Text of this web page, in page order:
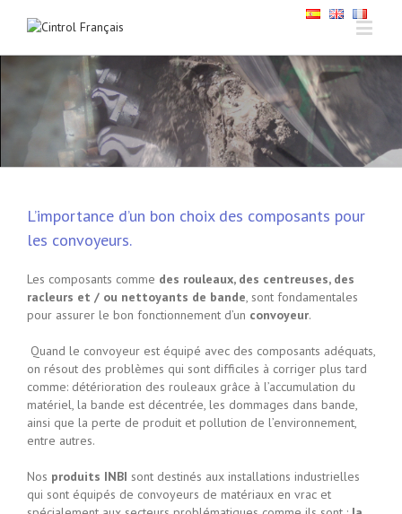
L’importance d’un bon choix des composants pour
les convoyeurs.
Les composants comme des rouleaux, des centreuses, des
racleurs et / ou nettoyants de bande, sont fondamentales
pour assurer le bon fonctionnement d’un convoyeur.
Quand le convoyeur est équipé avec des composants adéquats,
on résout des problèmes qui sont difficiles à corriger plus tard
comme: détérioration des rouleaux grâce à l’accumulation du
matériel, la bande est décentrée, les dommages dans bande,
ainsi que la perte de produit et pollution de l’environnement,
entre autres.
Nos produits INBI sont destinés aux installations industrielles
qui sont équipés de convoyeurs de matériaux en vrac et